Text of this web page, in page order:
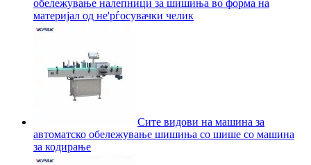
обележување налепници за шишиња во форма на
материјал од не'рѓосувачки челик
Сите видови на машина за
автоматско обележување шишиња со шише со машина
за кодирање